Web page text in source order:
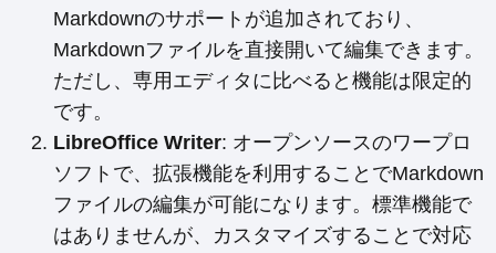
Markdownのサポートが追加されており、
Markdownファイルを直接開いて編集できます。
ただし、専用エディタに比べると機能は限定的
です。
LibreOffice Writer: オープンソースのワープロ
ソフトで、拡張機能を利用することでMarkdown
ファイルの編集が可能になります。標準機能で
はありませんが、カスタマイズすることで対応